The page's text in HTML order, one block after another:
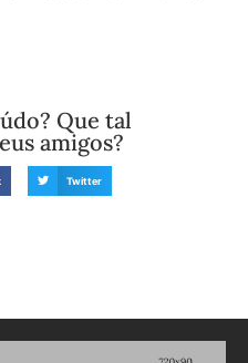
Que tal
amigos?
Twitter